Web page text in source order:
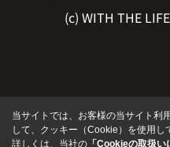
(c) WITH THE
当サイトでは、お客様の当サイト利
して、クッキー（Cookie）を使用し
詳しくは、当社の 「Cookieの取扱い